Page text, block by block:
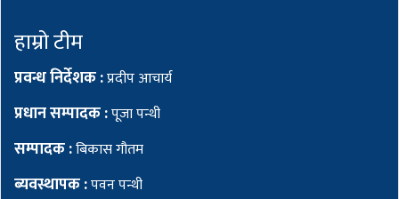
हाम्रो टीम
प्रवन्ध निर्देशक :प्रदीप आचार्य
प्रधान सम्पादक :पूजा पन्थी
सम्पादक :बिकास गौतम
ब्यवस्थापक :पवन पन्थी